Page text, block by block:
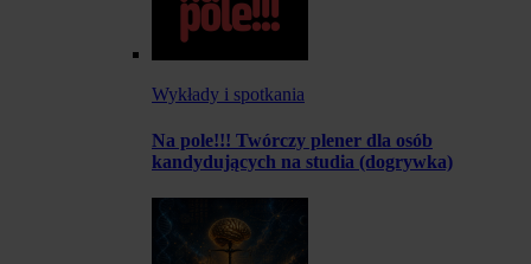
Wykłady i spotkania
Na pole!!! Twórczy plener dla osób
kandydujących na studia (dogrywka)